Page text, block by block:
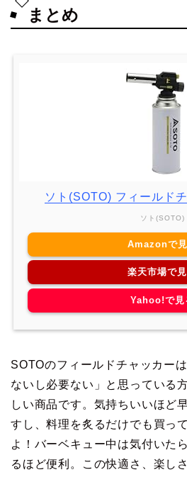
まとめ
ソト(SOTO) フィールド
ソト(SOTO)
Amazonで
楽天市場で
Yahoo!で見
SOTOのフィールドチャッカー
ないし必要ない」と思っている
しい商品です。気持ちいいほど
すし、料理を炙るだけでも買っ
よ！バーベキュー中は気付いた
るほど便利。この快適さ、楽し